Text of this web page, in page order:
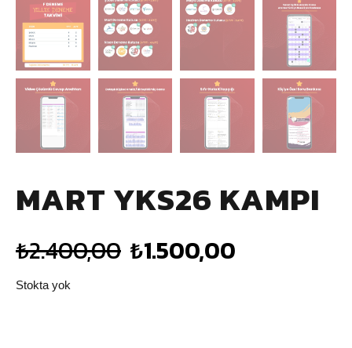
MART YKS26 KAMPI
₺2.400,00 ₺1.500,00
Stokta yok